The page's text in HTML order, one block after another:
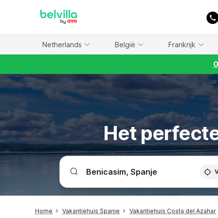
Netherlands België Frankrijk
Het
Home Vakantiehuis Spanje Vakantiehuis Costa del Azahar